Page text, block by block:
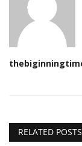
RELATED POSTS